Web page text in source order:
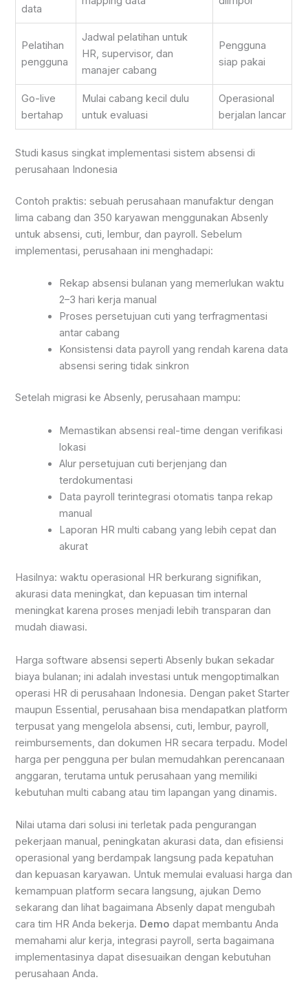
data
Pelatihan
pengguna
Jadwal pelatihan untuk
HR, supervisor, dan
manajer cabang
Pengguna
siap pakai
Go-live
bertahap
Mulai cabang kecil dulu
untuk evaluasi
Operasional
berjalan lancar
Studi kasus singkat implementasi sistem absensi di
perusahaan Indonesia
Contoh praktis: sebuah perusahaan manufaktur dengan
lima cabang dan 350 karyawan menggunakan Absenly
untuk absensi, cuti, lembur, dan payroll. Sebelum
implementasi, perusahaan ini menghadapi:
Rekap absensi bulanan yang memerlukan waktu
2–3 hari kerja manual
Proses persetujuan cuti yang terfragmentasi
antar cabang
Konsistensi data payroll yang rendah karena data
absensi sering tidak sinkron
Setelah migrasi ke Absenly, perusahaan mampu:
Memastikan absensi real-time dengan verifikasi
lokasi
Alur persetujuan cuti berjenjang dan
terdokumentasi
Data payroll terintegrasi otomatis tanpa rekap
manual
Laporan HR multi cabang yang lebih cepat dan
akurat
Hasilnya: waktu operasional HR berkurang signifikan,
akurasi data meningkat, dan kepuasan tim internal
meningkat karena proses menjadi lebih transparan dan
mudah diawasi.
Harga software absensi seperti Absenly bukan sekadar
biaya bulanan; ini adalah investasi untuk mengoptimalkan
operasi HR di perusahaan Indonesia. Dengan paket Starter
maupun Essential, perusahaan bisa mendapatkan platform
terpusat yang mengelola absensi, cuti, lembur, payroll,
reimbursements, dan dokumen HR secara terpadu. Model
harga per pengguna per bulan memudahkan perencanaan
anggaran, terutama untuk perusahaan yang memiliki
kebutuhan multi cabang atau tim lapangan yang dinamis.
Nilai utama dari solusi ini terletak pada pengurangan
pekerjaan manual, peningkatan akurasi data, dan efisiensi
operasional yang berdampak langsung pada kepatuhan
dan kepuasan karyawan. Untuk memulai evaluasi harga dan
kemampuan platform secara langsung, ajukan Demo
sekarang dan lihat bagaimana Absenly dapat mengubah
cara tim HR Anda bekerja. Demo dapat membantu Anda
memahami alur kerja, integrasi payroll, serta bagaimana
implementasinya dapat disesuaikan dengan kebutuhan
perusahaan Anda.